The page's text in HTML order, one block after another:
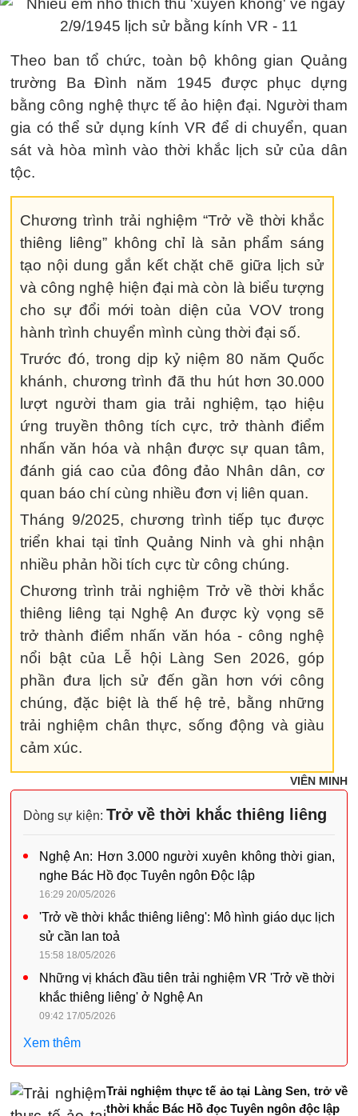
Theo ban tổ chức, toàn bộ không gian Quảng
trường Ba Đình năm 1945 được phục dựng
bằng công nghệ thực tế ảo hiện đại. Người tham
gia có thể sử dụng kính VR để di chuyển, quan
sát và hòa mình vào thời khắc lịch sử của dân
tộc.
Chương trình trải nghiệm “Trở về thời khắc
thiêng liêng” không chỉ là sản phẩm sáng
tạo nội dung gắn kết chặt chẽ giữa lịch sử
và công nghệ hiện đại mà còn là biểu tượng
cho sự đổi mới toàn diện của VOV trong
hành trình chuyển mình cùng thời đại số.
Trước đó, trong dịp kỷ niệm 80 năm Quốc
khánh, chương trình đã thu hút hơn 30.000
lượt người tham gia trải nghiệm, tạo hiệu
ứng truyền thông tích cực, trở thành điểm
nhấn văn hóa và nhận được sự quan tâm,
đánh giá cao của đông đảo Nhân dân, cơ
quan báo chí cùng nhiều đơn vị liên quan.
Tháng 9/2025, chương trình tiếp tục được
triển khai tại tỉnh Quảng Ninh và ghi nhận
nhiều phản hồi tích cực từ công chúng.
Chương trình trải nghiệm Trở về thời khắc
thiêng liêng tại Nghệ An được kỳ vọng sẽ
trở thành điểm nhấn văn hóa - công nghệ
nổi bật của Lễ hội Làng Sen 2026, góp
phần đưa lịch sử đến gần hơn với công
chúng, đặc biệt là thế hệ trẻ, bằng những
trải nghiệm chân thực, sống động và giàu
cảm xúc.
VIÊN MINH
Dòng sự kiện: Trở về thời khắc thiêng liêng
Nghệ An: Hơn 3.000 người xuyên không thời gian,
nghe Bác Hồ đọc Tuyên ngôn Độc lập
16:29 20/05/2026
'Trở về thời khắc thiêng liêng': Mô hình giáo dục lịch
sử cần lan toả
15:58 18/05/2026
Những vị khách đầu tiên trải nghiệm VR 'Trở về thời
khắc thiêng liêng' ở Nghệ An
09:42 17/05/2026
Xem thêm
Trải nghiệm thực tế ảo tại Làng Sen, trở về
thời khắc Bác Hồ đọc Tuyên ngôn độc lập